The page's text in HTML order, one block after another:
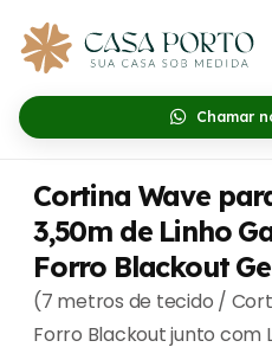
Chamar
Cortina Wave
3,50m de Linho
Forro Blackout
(7 metros de tecido /
Forro Blackout junto com